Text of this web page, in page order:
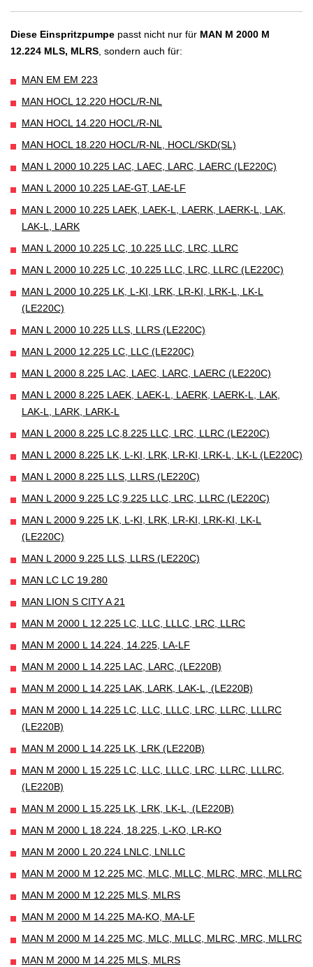
Diese Einspritzpumpe passt nicht nur für MAN M 2000 M
12.224 MLS, MLRS , sondern auch für:
MAN EM EM 223
MAN HOCL 12.220 HOCL/R-NL
MAN HOCL 14.220 HOCL/R-NL
MAN HOCL 18.220 HOCL/R-NL, HOCL/SKD(SL)
MAN L 2000 10.225 LAC, LAEC, LARC, LAERC (LE220C)
MAN L 2000 10.225 LAE-GT, LAE-LF
MAN L 2000 10.225 LAEK, LAEK-L, LAERK, LAERK-L, LAK,
LAK-L, LARK
MAN L 2000 10.225 LC, 10.225 LLC, LRC, LLRC
MAN L 2000 10.225 LC, 10.225 LLC, LRC, LLRC (LE220C)
MAN L 2000 10.225 LK, L-KI, LRK, LR-KI, LRK-L, LK-L
(LE220C)
MAN L 2000 10.225 LLS, LLRS (LE220C)
MAN L 2000 12.225 LC, LLC (LE220C)
MAN L 2000 8.225 LAC, LAEC, LARC, LAERC (LE220C)
MAN L 2000 8.225 LAEK, LAEK-L, LAERK, LAERK-L, LAK,
LAK-L, LARK, LARK-L
MAN L 2000 8.225 LC,8.225 LLC, LRC, LLRC (LE220C)
MAN L 2000 8.225 LK, L-KI, LRK, LR-KI, LRK-L, LK-L (LE220C)
MAN L 2000 8.225 LLS, LLRS (LE220C)
MAN L 2000 9.225 LC,9.225 LLC, LRC, LLRC (LE220C)
MAN L 2000 9.225 LK, L-KI, LRK, LR-KI, LRK-KI, LK-L
(LE220C)
MAN L 2000 9.225 LLS, LLRS (LE220C)
MAN LC LC 19.280
MAN LION S CITY A 21
MAN M 2000 L 12.225 LC, LLC, LLLC, LRC, LLRC
MAN M 2000 L 14.224, 14.225, LA-LF
MAN M 2000 L 14.225 LAC, LARC, (LE220B)
MAN M 2000 L 14.225 LAK, LARK, LAK-L, (LE220B)
MAN M 2000 L 14.225 LC, LLC, LLLC, LRC, LLRC, LLLRC
(LE220B)
MAN M 2000 L 14.225 LK, LRK (LE220B)
MAN M 2000 L 15.225 LC, LLC, LLLC, LRC, LLRC, LLLRC,
(LE220B)
MAN M 2000 L 15.225 LK, LRK, LK-L, (LE220B)
MAN M 2000 L 18.224, 18.225, L-KO, LR-KO
MAN M 2000 L 20.224 LNLC, LNLLC
MAN M 2000 M 12.225 MC, MLC, MLLC, MLRC, MRC, MLLRC
MAN M 2000 M 12.225 MLS, MLRS
MAN M 2000 M 14.225 MA-KO, MA-LF
MAN M 2000 M 14.225 MC, MLC, MLLC, MLRC, MRC, MLLRC
MAN M 2000 M 14.225 MLS, MLRS